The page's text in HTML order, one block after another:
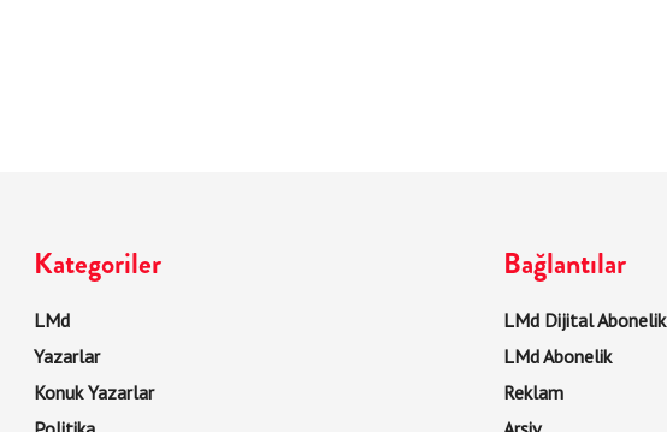
Kategoriler
LMd
Yazarlar
Konuk Yazarlar
Bağlantılar
LMd Dijital Abonelik
LMd Abonelik
Reklam